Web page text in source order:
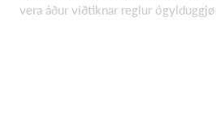
vera áður viðtiknar reglur